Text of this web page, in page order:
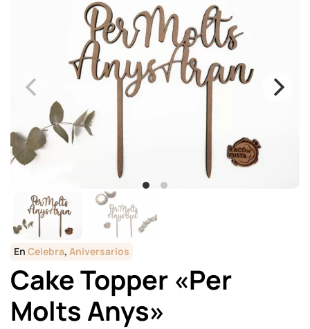
En Celebra, Aniversarios
Cake Topper «Per
Molts Anys»